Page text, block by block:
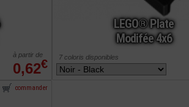
0,62€
à partir de
LEGO® Plate
Modifée 4x6
7 coloris disponibles
commander